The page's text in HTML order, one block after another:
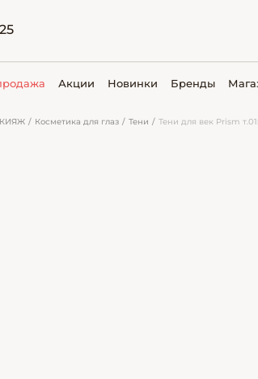
Акции Новинки Бренды
Косметика для глаз Тени Тени для век Prism